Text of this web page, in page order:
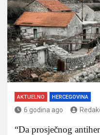
AKTUELNO HERCEGOVINA
6 godina ago
“Da prosječnog